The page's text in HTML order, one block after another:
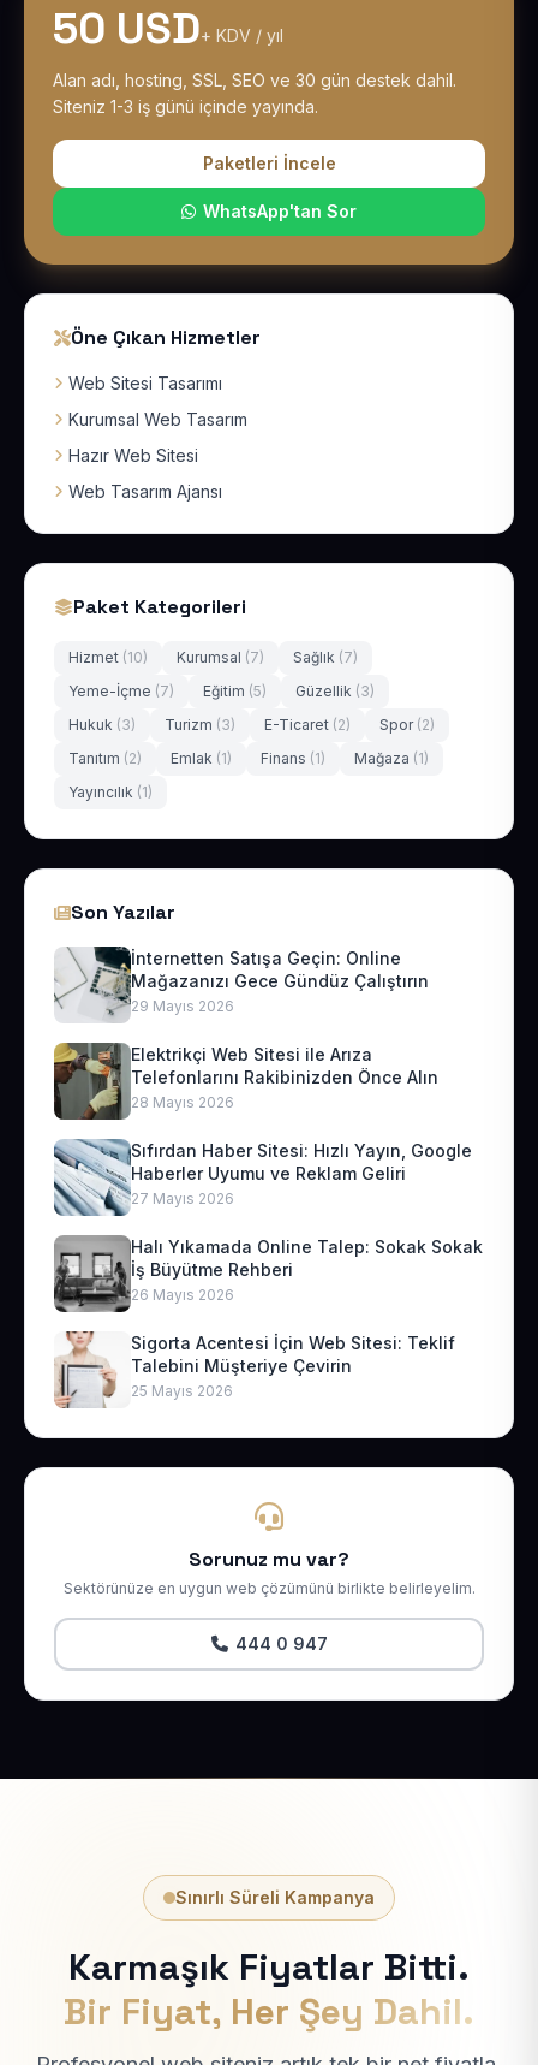
50 USD+ KDV / yıl
Alan adı, hosting, SSL, SEO ve 30 gün destek dahil.
Siteniz 1-3 iş günü içinde yayında.
Paketleri İncele
WhatsApp'tan Sor
Öne Çıkan Hizmetler
Web Sitesi Tasarımı
Kurumsal Web Tasarım
Hazır Web Sitesi
Web Tasarım Ajansı
Paket Kategorileri
Hizmet (10) Kurumsal (7) Sağlık (7)
Yeme-İçme (7) Eğitim (5) Güzellik (3)
Hukuk (3) Turizm (3) E-Ticaret (2) Spor (2)
Tanıtım (2) Emlak (1) Finans (1) Mağaza (1)
Yayıncılık (1)
Son Yazılar
İnternetten Satışa Geçin: Online
Mağazanızı Gece Gündüz Çalıştırın
29 Mayıs 2026
Elektrikçi Web Sitesi ile Arıza
Telefonlarını Rakibinizden Önce Alın
28 Mayıs 2026
Sıfırdan Haber Sitesi: Hızlı Yayın, Google
Haberler Uyumu ve Reklam Geliri
27 Mayıs 2026
Halı Yıkamada Online Talep: Sokak Sokak
İş Büyütme Rehberi
26 Mayıs 2026
Sigorta Acentesi İçin Web Sitesi: Teklif
Talebini Müşteriye Çevirin
25 Mayıs 2026
Sorunuz mu var?
Sektörünüze en uygun web çözümünü birlikte belirleyelim.
444 0 947
Sınırlı Süreli Kampanya
Karmaşık Fiyatlar Bitti.
Bir Fiyat, Her Şey Dahil.